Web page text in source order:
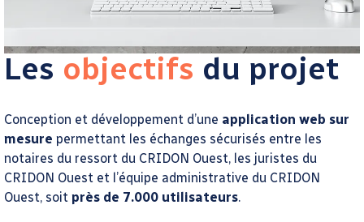
Les objectifs du projet
Conception et développement d’une application web sur
mesure permettant les échanges sécurisés entre les
notaires du ressort du CRIDON Ouest, les juristes du
CRIDON Ouest et l’équipe administrative du CRIDON
Ouest, soit près de 7.000 utilisateurs.